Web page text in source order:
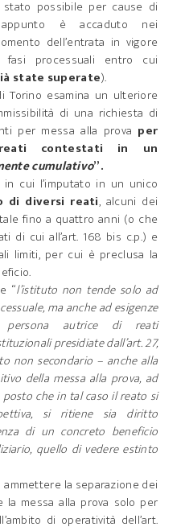
possibile per cause di
è accaduto nei
dell’entrata in vigore
processuali entro cui
state superate).
Torino esamina un ulteriore
di una richiesta di
per messa alla prova per
contestati in un
cumulativo”.
cui l’imputato in un unico
di diversi reati, alcuni dei
fino a quattro anni (o che
di cui all’art. 168 bis c.p.) e
limiti, per cui è preclusa la
“l’istituto non tende solo ad
ma anche ad esigenze
persona autrice di reati
presidiate dall’art. 27,
non secondario – anche alla
della messa alla prova, ad
che in tal caso il reato si
si ritiene sia diritto
di un concreto beneficio
quello di vedere estinto
la separazione dei
messa alla prova solo per
di operatività dell’art.